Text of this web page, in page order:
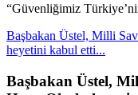
“Güvenliğimiz
Başbakan Üstel, Milli
heyetini kabul etti...
Başbakan Üstel,